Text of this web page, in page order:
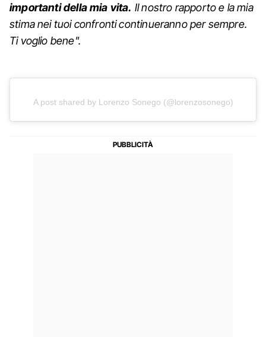
importanti della mia vita. Il nostro rapporto e la mia
stima nei tuoi confronti continueranno per sempre.
Ti voglio bene".
A post shared by Lorenzo Sonego (@lorenzosonego)